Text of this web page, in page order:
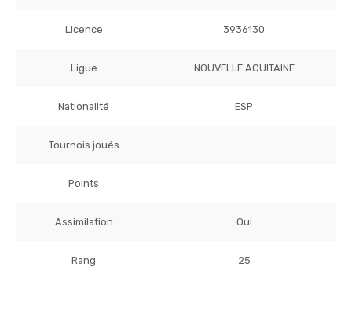
Licence 3936130
Ligue NOUVELLE AQUITAINE
Nationalité ESP
Tournois joués
Points
Assimilation Oui
Rang 25